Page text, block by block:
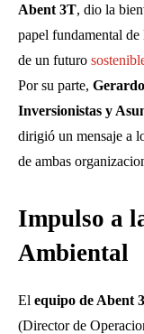
Abent 3T, dio la
papel fundamental de
de un futuro
Por su parte,
Inversionistas y
dirigió un mensaje a
de ambas
Impulso a
Ambiental
El equipo de Abent
(Director de